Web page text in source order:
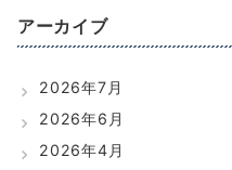
アーカイブ
2026年7月
2026年6月
2026年4月